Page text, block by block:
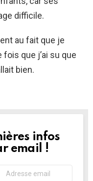
difficile.
au fait que je
fois que j’ai su que
bien.
infos
email !